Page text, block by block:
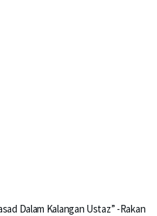
Dalam Kalangan Ustaz” -Rakan